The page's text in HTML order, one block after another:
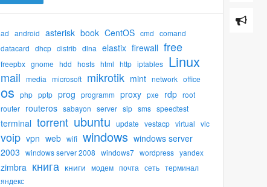
ad android asterisk book CentOS cmd comand
datacard dhcp distrib dlna elastix firewall free
freepbx gnome hdd hosts html http iptables Linux
mail media microsoft mikrotik mint network office
os php pptp prog programm proxy pxe rdp root
router routeros sabayon server sip sms speedtest
terminal torrent ubuntu update vestacp virtual vlc
voip vpn web wifi windows windows server
2003 windows server 2008 windows7 wordpress yandex
zimbra книга книги модем почта сеть терминал
яндекс